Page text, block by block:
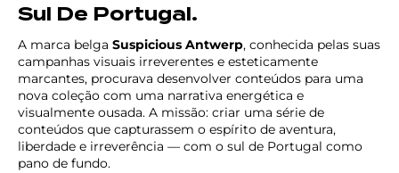
Sul De Portugal.
A marca belga Suspicious Antwerp, conhecida pelas suas
campanhas visuais irreverentes e esteticamente
marcantes, procurava desenvolver conteúdos para uma
nova coleção com uma narrativa energética e
visualmente ousada. A missão: criar uma série de
conteúdos que capturassem o espírito de aventura,
liberdade e irreverência — com o sul de Portugal como
pano de fundo.